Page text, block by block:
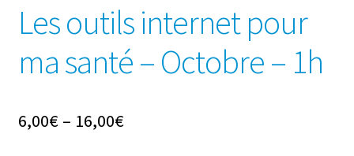
Les outils internet pour
ma santé – Octobre – 1h
6,00€– 16,00€